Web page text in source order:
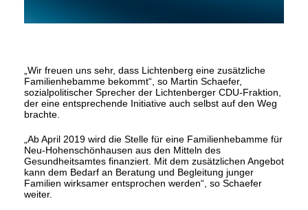
Wir freuen uns sehr, dass Lichtenberg eine zusätzliche
Familienhebamme bekommt“, so Martin Schaefer,
sozialpolitischer Sprecher der Lichtenberger CDU-Fraktion,
der eine entsprechende Initiative auch selbst auf den Weg
brachte.
Ab April 2019 wird die Stelle für eine Familienhebamme für
Neu-Hohenschönhausen aus den Mitteln des
Gesundheitsamtes finanziert. Mit dem zusätzlichen Angebot
kann dem Bedarf an Beratung und Begleitung junger
Familien wirksamer entsprochen werden“, so Schaefer
weiter.